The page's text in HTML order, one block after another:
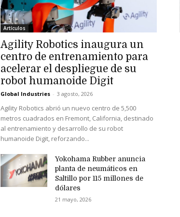
Artículos
Agility Robotics inaugura un
centro de entrenamiento para
acelerar el despliegue de su
robot humanoide Digit
Global Industries - 3 agosto, 2026
Agility Robotics abrió un nuevo centro de 5,500
metros cuadrados en Fremont, California, destinado
al entrenamiento y desarrollo de su robot
humanoide Digit, reforzando...
Yokohama Rubber anuncia
planta de neumáticos en
Saltillo por 115 millones de
dólares
21 mayo, 2026